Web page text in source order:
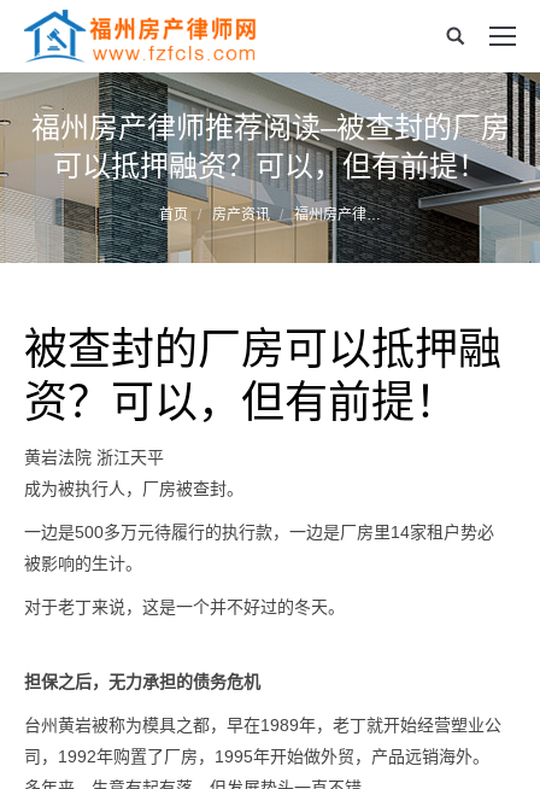
福州房产律师推荐阅读–被查封的厂房
可以抵押融资？可以，但有前提！
您的位置： 首页 房产资讯 福州房产律…
被查封的厂房可以抵押融
资？可以，但有前提！
黄岩法院 浙江天平
成为被执行人，厂房被查封。
一边是500多万元待履行的执行款，一边是厂房里14家租户势必
被影响的生计。
对于老丁来说，这是一个并不好过的冬天。
担保之后，无力承担的债务危机
台州黄岩被称为模具之都，早在1989年，老丁就开始经营塑业公
司，1992年购置了厂房，1995年开始做外贸，产品远销海外。